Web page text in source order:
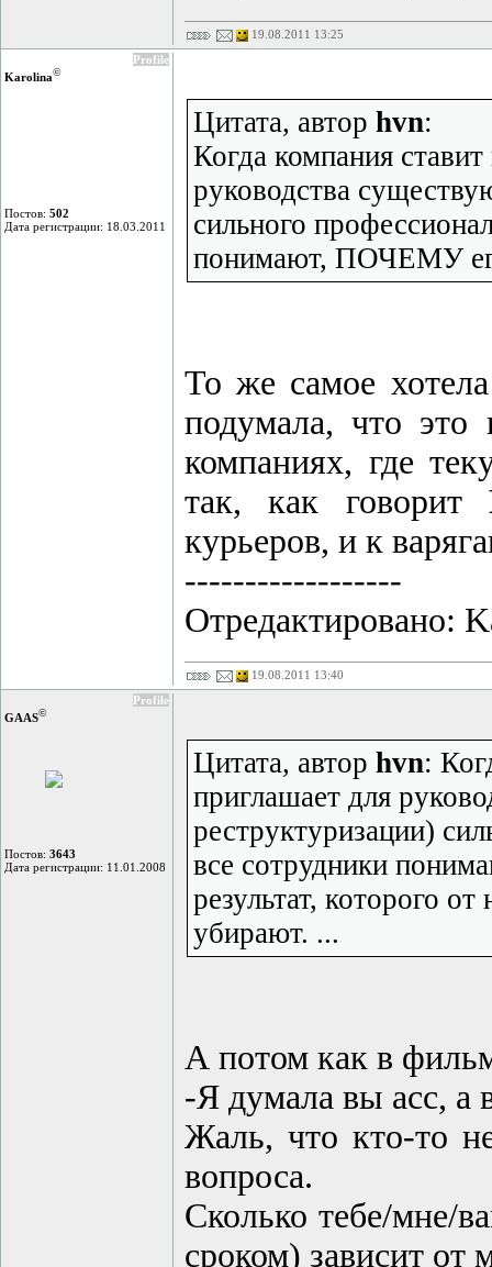
19.08.2011 13:25
Profile
Karolina©
Постов: 502
Дата регистрации: 18.03.2011
Цитата, автор hvn:
Когда компания
руководства
сильного
понимают, ПОЧЕМУ
То же самое
подумала, что это
компаниях, где
так, как говорит
курьеров, и к
------------------
Отредактировано:
19.08.2011 13:40
Profile
GAAS©
Постов: 3643
Дата регистрации: 11.01.2008
Цитата, автор hvn:
приглашает для
реструктуризации)
все сотрудники
результат, которого
убирают. ...
А потом как в
-Я думала вы асс, а
Жаль, что кто-то
вопроса.
Сколько тебе/мне/
сроком) зависит от